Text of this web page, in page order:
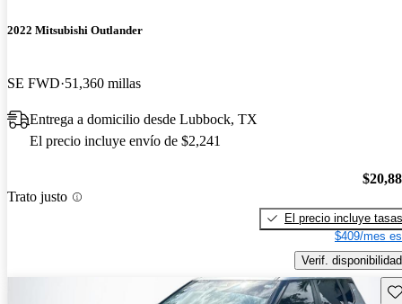
2022 Mitsubishi Outlander
SE FWD 51,360 millas
Entrega a domicilio desde Lubbock, TX
El precio incluye envío de $2,241
Trato justo
El precio incluye tasas
$409/mes
Verif. disponibilidad